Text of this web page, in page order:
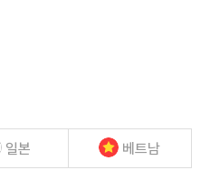
일본 베트남